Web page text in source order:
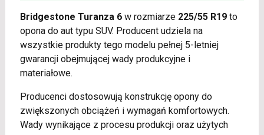
Bridgestone Turanza 6w rozmiarze 225/55 R19to
opona do aut typu SUV. Producent udziela na
wszystkie produkty tego modelu pełnej 5-letniej
gwarancji obejmującej wady produkcyjne i
materiałowe.
Producenci dostosowują konstrukcję opony do
zwiększonych obciążeń i wymagań komfortowych.
Wady wynikające z procesu produkcji oraz użytych